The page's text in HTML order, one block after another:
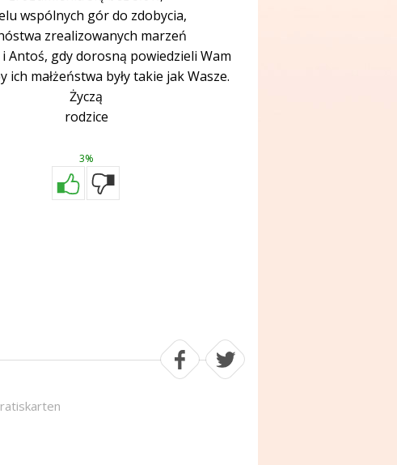
wspólnych gór do zdobycia,
zrealizowanych marzeń
i Antoś, gdy dorosną powiedzieli Wam
ich małżeństwa były takie jak Wasze.
Życzą
rodzice
3%